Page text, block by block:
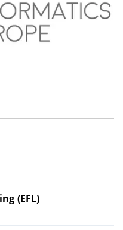
(EFL)